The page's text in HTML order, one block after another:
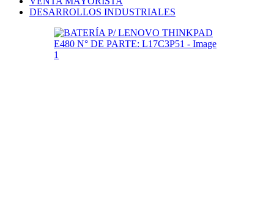
DESARROLLOS INDUSTRIALES